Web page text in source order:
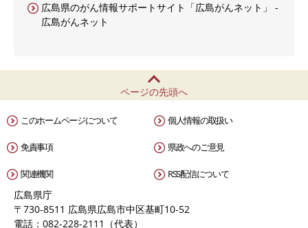
広島県のがん情報サポートサイト「広島がんネット」 -
広島がんネット
ページの先頭へ
このホームページについて 個人情報の取扱い
免責事項 県政へのご意見
関連機関 RSS配信について
広島県庁
〒730-8511 広島県広島市中区基町10-52
電話：082-228-2111（代表）